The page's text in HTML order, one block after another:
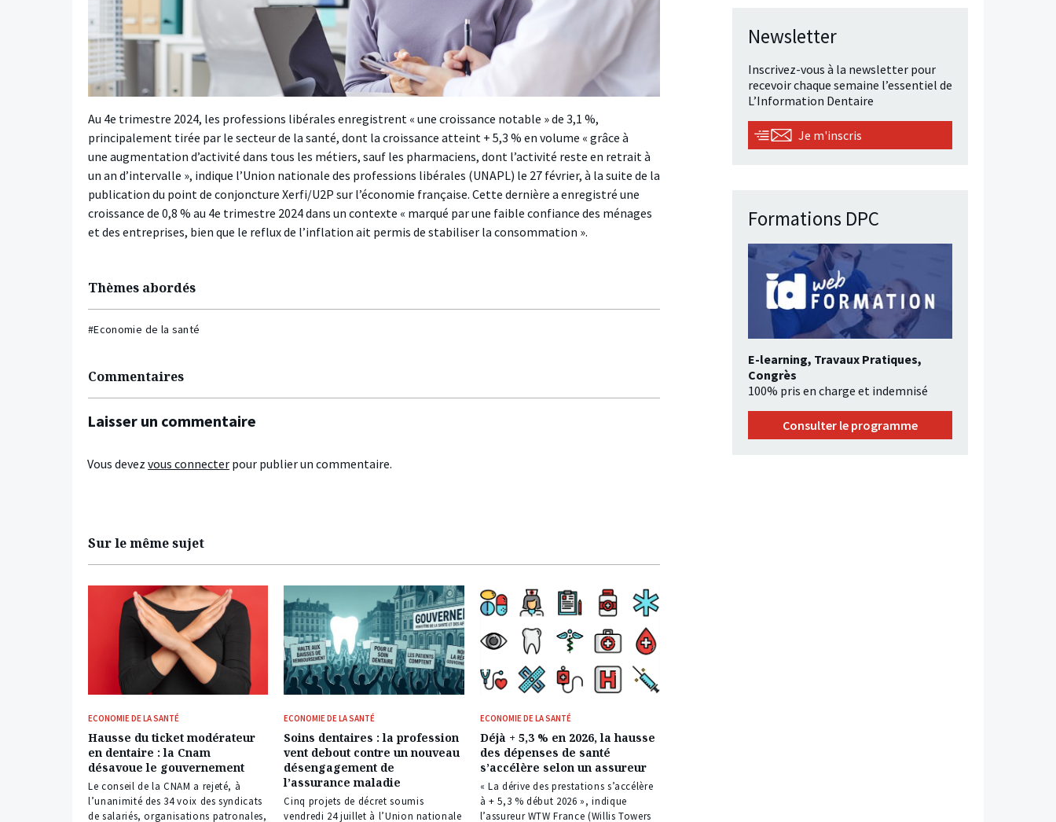
Au 4e trimestre 2024, les professions libérales enregistrent « une croissance notable » de 3,1 %,
principalement tirée par le secteur de la santé, dont la croissance atteint + 5,3 % en volume « grâce à
une augmentation d’activité dans tous les métiers, sauf les pharmaciens, dont l’activité reste en retrait à
un an d’intervalle », indique l’Union nationale des professions libérales (UNAPL) le 27 février, à la suite de la
publication du point de conjoncture Xerfi/U2P sur l’économie française. Cette dernière a enregistré une
croissance de 0,8 % au 4e trimestre 2024 dans un contexte « marqué par une faible confiance des ménages
et des entreprises, bien que le reflux de l’inflation ait permis de stabiliser la consommation ».
Thèmes abordés
#Economie de la santé
Commentaires
Laisser un commentaire
Vous devez vous connecter pour publier un commentaire.
Sur le même sujet
ECONOMIE DE LA SANTÉ
Hausse du ticket modérateur
en dentaire : la Cnam
désavoue le gouvernement
Le conseil de la CNAM a rejeté, à
l’unanimité des 34 voix des syndicats
de salariés, organisations patronales,
ECONOMIE DE LA SANTÉ
Soins dentaires : la profession
vent debout contre un nouveau
désengagement de
l’assurance maladie
Cinq projets de décret soumis
vendredi 24 juillet à l’Union nationale
ECONOMIE DE LA SANTÉ
Déjà + 5,3 % en 2026, la hausse
des dépenses de santé
s’accélère selon un assureur
« La dérive des prestations s’accélère
à + 5,3 % début 2026 », indique
l’assureur WTW France (Willis Towers
Newsletter
Inscrivez-vous à la newsletter pour
recevoir chaque semaine l’essentiel de
L’Information Dentaire
Je m'inscris
Formations DPC
E-learning, Travaux Pratiques,
Congrès
100% pris en charge et indemnisé
Consulter le programme